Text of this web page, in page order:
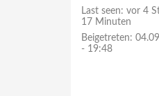
Last seen: vor 4
17 Minuten
Beigetreten:
- 19:48